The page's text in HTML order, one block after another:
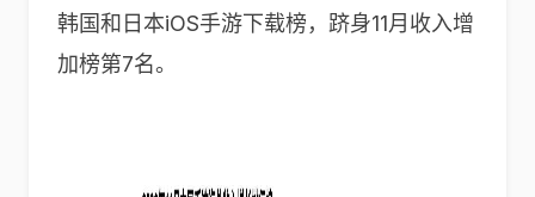
韩国和日本iOS手游下载榜，跻身11月收入增
加榜第7名。